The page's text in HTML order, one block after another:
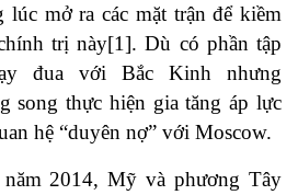
lúc mở ra các mặt trận để kiềm
trị này[1]. Dù có phần tập
đua với Bắc Kinh nhưng
song thực hiện gia tăng áp lực
hệ “duyên nợ” với Moscow.
năm 2014, Mỹ và phương Tây